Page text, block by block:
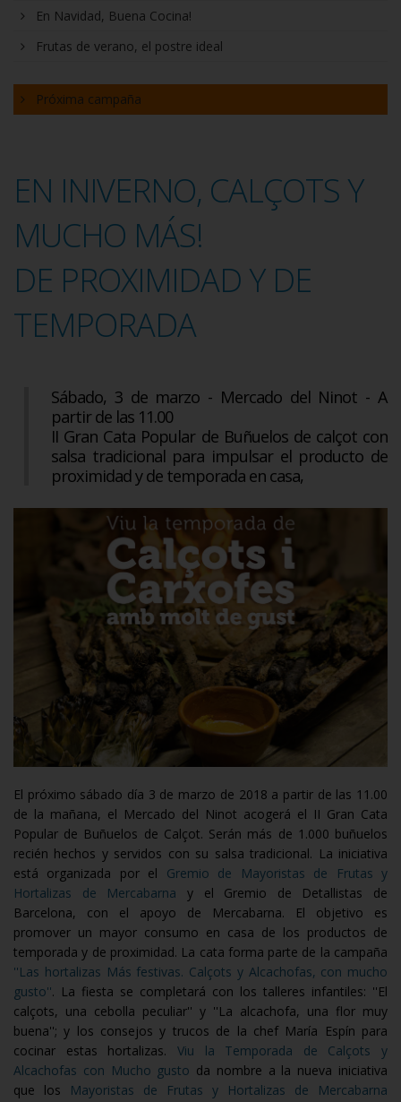
En Navidad, Buena Cocina!
Frutas de verano, el postre ideal
Próxima campaña
EN INIVERNO, CALÇOTS Y
MUCHO MÁS!
DE PROXIMIDAD Y DE
TEMPORADA
Sábado, 3 de marzo - Mercado del Ninot - A
partir de las 11.00
II Gran Cata Popular de Buñuelos de calçot con
salsa tradicional para impulsar el producto de
proximidad y de temporada en casa,
El próximo sábado día 3 de marzo de 2018 a partir de las 11.00
de la mañana, el Mercado del Ninot acogerá el II Gran Cata
Popular de Buñuelos de Calçot. Serán más de 1.000 buñuelos
recién hechos y servidos con su salsa tradicional. La iniciativa
está organizada por el Gremio de Mayoristas de Frutas y
Hortalizas de Mercabarna y el Gremio de Detallistas de
Barcelona, con el apoyo de Mercabarna. El objetivo es
promover un mayor consumo en casa de los productos de
temporada y de proximidad. La cata forma parte de la campaña
''Las hortalizas Más festivas. Calçots y Alcachofas, con mucho
gusto''. La fiesta se completará con los talleres infantiles: ''El
calçots, una cebolla peculiar'' y ''La alcachofa, una flor muy
buena''; y los consejos y trucos de la chef María Espín para
cocinar estas hortalizas. Viu la Temporada de Calçots y
Alcachofas con Mucho gusto da nombre a la nueva iniciativa
que los
Mayoristas de Frutas y Hortalizas de Mercabarna